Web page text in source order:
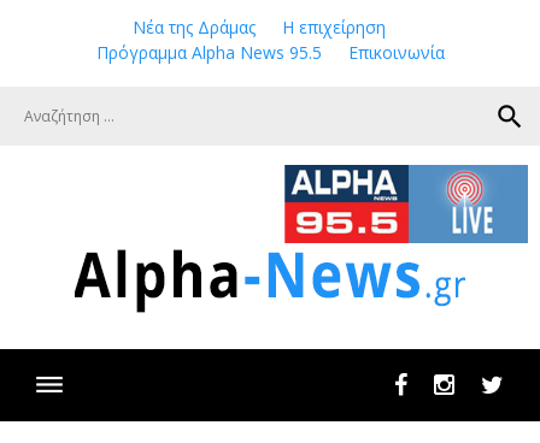
Νέα της Δράμας
Η επιχείρηση
Πρόγραμμα Alpha News 95.5
Επικοινωνία
search
FacebookInstagram